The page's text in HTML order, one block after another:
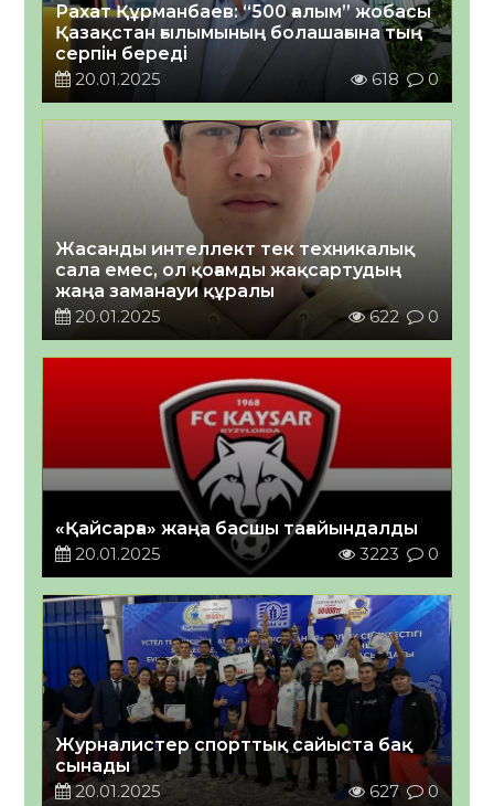
Рахат Құрманбаев: “500 ғалым” жобасы
Қазақстан ғылымының болашағына тың
серпін береді
20.01.2025
618 0
Жасанды интеллект тек техникалық
сала емес, ол қоғамды жақсартудың
жаңа заманауи құралы
20.01.2025
622 0
«Қайсарға» жаңа басшы тағайындалды
20.01.2025
3223 0
Журналистер спорттық сайыста бақ
сынады
20.01.2025
627 0